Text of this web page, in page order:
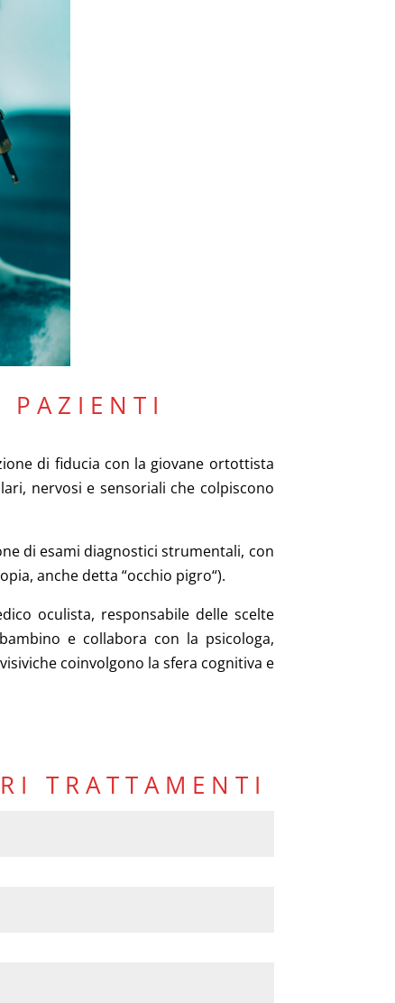
di fiducia con la giovane ortottista
nervosi e sensoriali che colpiscono
di esami diagnostici strumentali, con
anche detta “occhio pigro“).
oculista, responsabile delle scelte
e collabora con la psicologa,
coinvolgono la sfera cognitiva e
TRATTAMENTI